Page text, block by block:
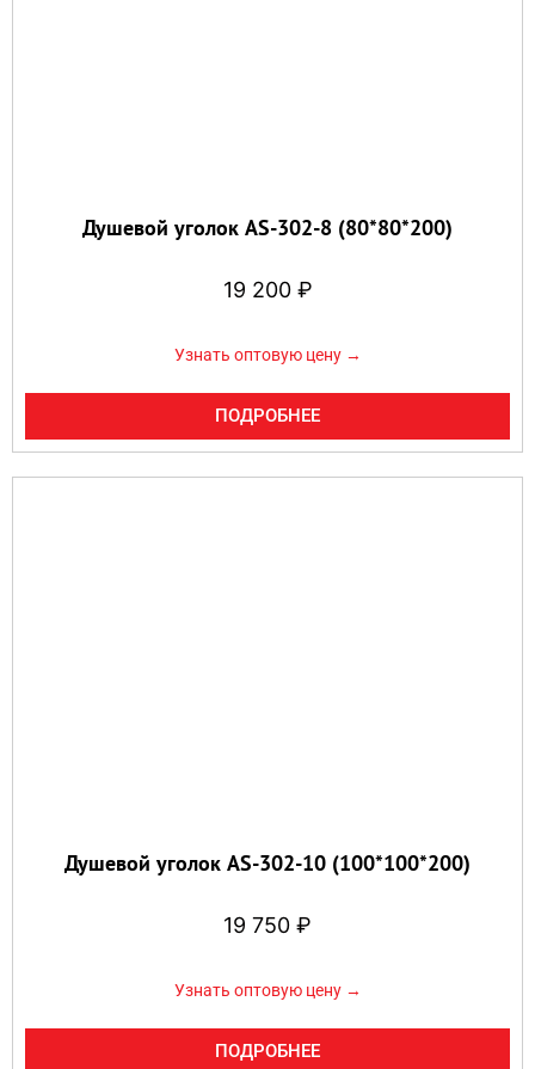
Душевой уголок AS-302-8 (80*80*200)
19 200 ₽
Узнать оптовую цену →
ПОДРОБНЕЕ
Душевой уголок AS-302-10 (100*100*200)
19 750 ₽
Узнать оптовую цену →
ПОДРОБНЕЕ